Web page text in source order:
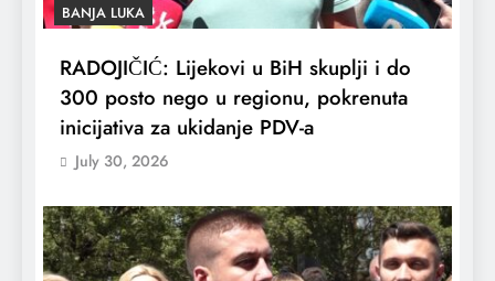
BANJA LUKA
RADOJIČIĆ: Lijekovi u BiH skuplji i do
300 posto nego u regionu, pokrenuta
inicijativa za ukidanje PDV-a
July 30, 2026